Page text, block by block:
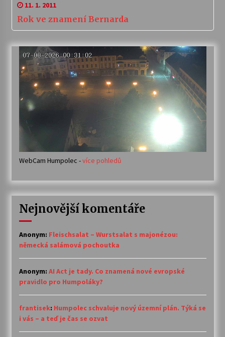
11. 1. 2011
Rok ve znamení Bernarda
WebCam Humpolec -více pohledů
Nejnovější komentáře
Anonym: Fleischsalat – Wurstsalat s majonézou:
německá salámová pochoutka
Anonym: AI Act je tady. Co znamená nové evropské
pravidlo pro Humpoláky?
frantisek: Humpolec schvaluje nový územní plán. Týká se
i vás – a teď je čas se ozvat